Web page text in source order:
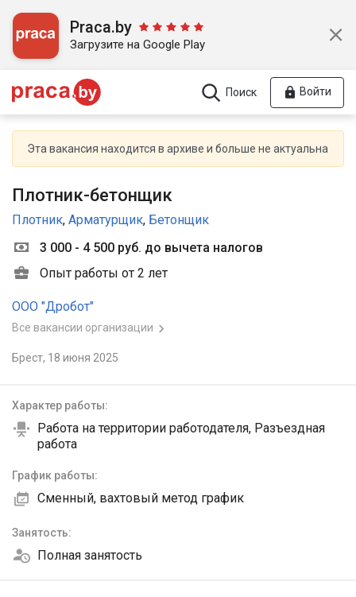
Praca.by
Загрузите на Google Play
Поиск Войти
Эта вакансия находится в архиве и больше не актуальна
Плотник-бетонщик
Плотник, Арматурщик, Бетонщик
3 000 - 4 500 руб. до вычета налогов
Опыт работы от 2 лет
ООО "Дробот"
Все вакансии организации
Брест, 18 июня 2025
Характер работы:
Работа на территории работодателя, Разъездная
работа
График работы:
Сменный, вахтовый метод график
Занятость:
Полная занятость